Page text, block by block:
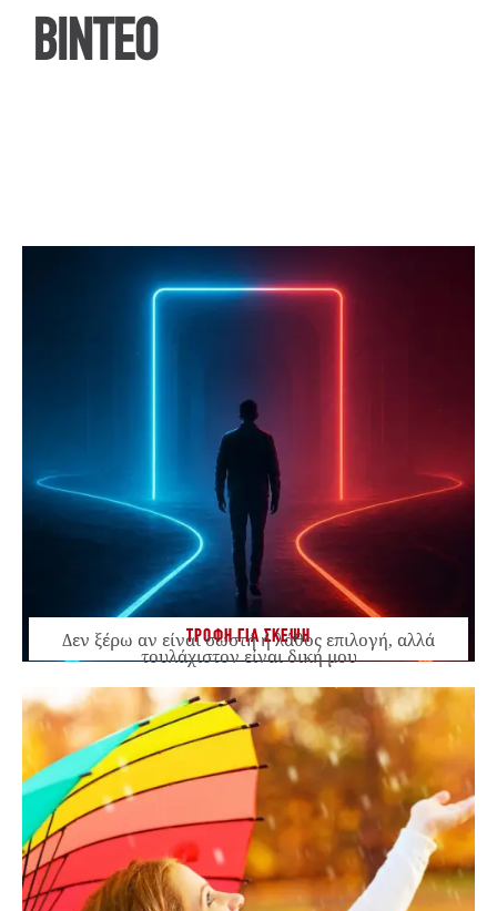
ΒΙΝΤΕΟ
ΤΡΟΦΗ ΓΙΑ ΣΚΕΨΗ
Δεν ξέρω αν είναι σωστή ή λάθος επιλογή, αλλά
τουλάχιστον είναι δική μου